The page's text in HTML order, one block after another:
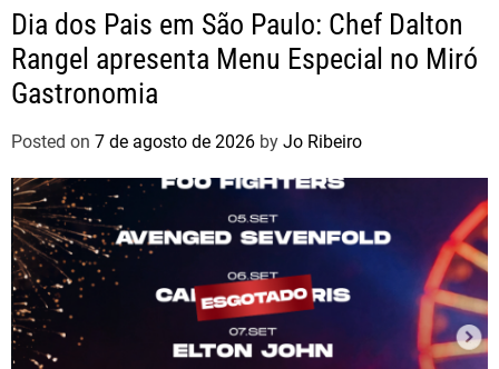
Dia dos Pais em São Paulo: Chef Dalton
Rangel apresenta Menu Especial no Miró
Gastronomia
Posted on 7 de agosto de 2026 by Jo Ribeiro